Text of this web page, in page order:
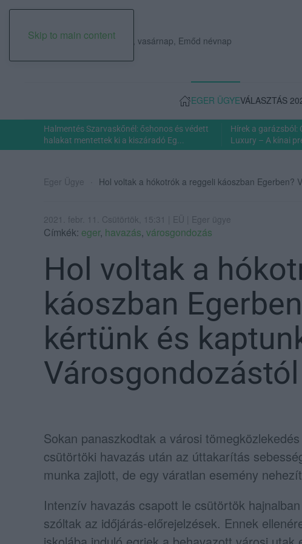
Skip to main content
2026. augusztus 09., vasárnap, Emőd névnap
EGER ÜGYEVÁLASZTÁS
Halmentés Szarvaskőnél: őshonos és védett
halakat mentettek ki a kiszáradó Eg...
Hírek a garázsból:
Luxury – A kínai
Eger Ügye Hol voltak a hókotrók a reggeli káoszban Egerben?
2021. febr. 11. Csütörtök, 15:31 | EÜ | Eger ügye
Címkék: eger, havazás, városgondozás
Hol voltak a
káoszban
kértünk és
Városgondozástól
Sokan panaszkodtak a városi
csütörtöki havazás után az úttakarítás
munka zajlott, de egy váratlan esemény
Intenzív havazás csapott le csütörtök
szóltak az időjárás-előrejelzések. Ennek